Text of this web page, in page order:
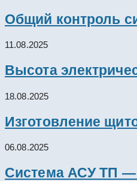
Общий контроль
11.08.2025
Высота
18.08.2025
Изготовление
06.08.2025
Система АСУ ТП —